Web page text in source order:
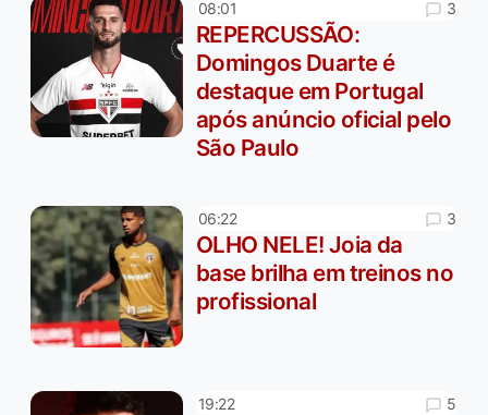
08:01 3
REPERCUSSÃO:
Domingos Duarte é
destaque em Portugal
após anúncio oficial pelo
São Paulo
06:22 3
OLHO NELE! Joia da
base brilha em treinos no
profissional
19:22 5